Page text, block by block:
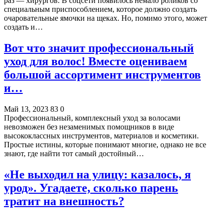
специальным приспособлением, которое должно создать
очаровательные ямочки на щеках. Но, помимо этого, может
создать и…
Вот что значит профессиональный
уход для волос! Вместе оцениваем
большой ассортимент инструментов
и…
Май 13, 2023 83 0
Профессиональный, комплексный уход за волосами
невозможен без незаменимых помощников в виде
высококлассных инструментов, материалов и косметики.
Простые истины, которые понимают многие, однако не все
знают, где найти тот самый достойный…
«Не выходил на улицу: казалось, я
урод». Угадаете, сколько парень
тратит на внешность?